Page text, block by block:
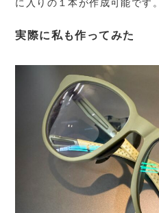
に入りの１本が作成可能です。
実際に私も作ってみた